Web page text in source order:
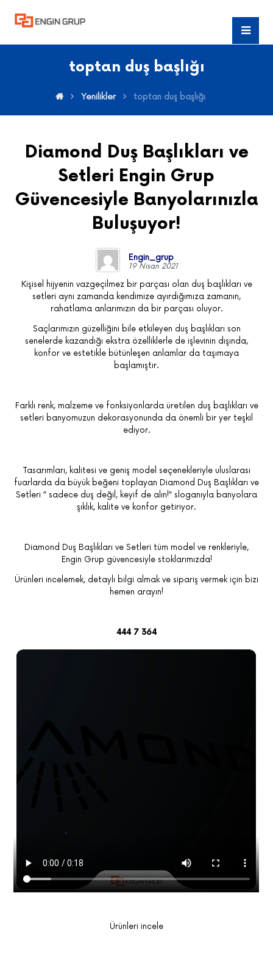
toptan duş başlığı
Yenilikler toptan duş başlığı
Diamond Duş Başlıkları ve
Setleri Engin Grup
Güvencesiyle Banyolarınızla
Buluşuyor!
Engin_grup
19 Nisan 2021
Kişisel hijyenin vazgeçilmez bir parçası olan duş başlıkları ve
setleri aynı zamanda kendimize ayırdığımıza zamanın,
rahatlama anlarımızın da bir parçası oluyor.
Saçlarımızın güzelliğini bile etkileyen duş başlıkları son
senelerde kazandığı ekstra özelliklerle de işlevinin dışında,
konfor ve estetikle bütünleşen anlamlar da taşımaya
başlamıştır.
Farklı renk, malzeme ve fonksiyonlarda üretilen duş başlıkları ve
setleri banyomuzun dekorasyonunda da önemli bir yer teşkil
ediyor.
Tasarımları, kalitesi ve geniş model seçenekleriyle uluslarası
fuarlarda da büyük beğeni toplayan Diamond Duş Başlıkları ve
Setleri ” sadece duş değil, keyif de alın!” sloganıyla banyolara
şıklık, kalite ve konfor getiriyor.
Diamond Duş Başlıkları ve Setleri tüm model ve renkleriyle,
Engin Grup güvencesiyle stoklarımızda!
Ürünleri incelemek, detaylı bilgi almak ve sipariş vermek için bizi
hemen arayın!
444 7 364
Ürünleri incele